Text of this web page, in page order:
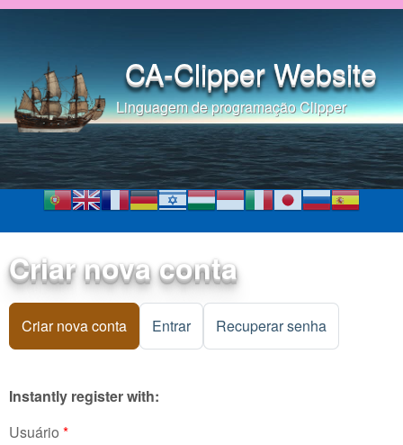
Pular para o conteúdo
CA-Clipper Website
Linguagem de programação Clipper
Criar nova conta
Criar nova conta (aba ativa)
Entrar Recuperar senha
Instantly register with:
Usuário *